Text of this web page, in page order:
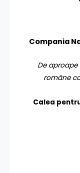
Compania
De
române
Calea